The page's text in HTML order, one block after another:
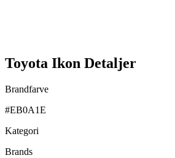
Toyota Ikon Detaljer
Brandfarve
#EB0A1E
Kategori
Brands